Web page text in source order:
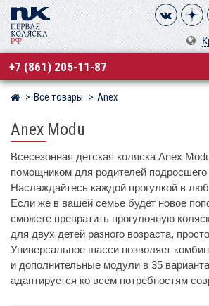
+7 (861) 205-11-87
Магазин детских колясок
Все товары Anex
Anex Modu
Всесезонная детская коляска Anex
помощником для родителей
Наслаждайтесь каждой прогулкой в
Если же в вашей семье будет новое
сможете превратить прогулочную
для двух детей разного возраста,
Универсальное шасси позволяет
и дополнительные модули в 35
адаптируется ко всем потребностям